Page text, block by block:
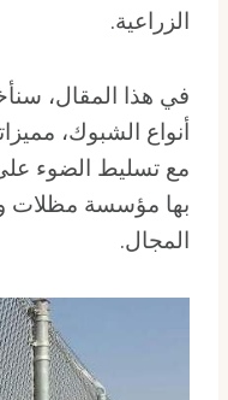
الزراعية.
في هذا المقال،
أنواع الشبوك،
مع تسليط الضوء على
بها مؤسسة مظلات
المجال.